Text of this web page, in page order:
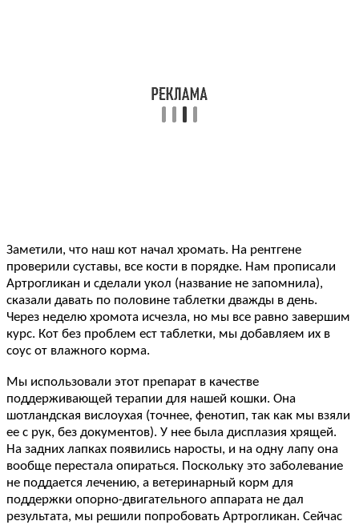
Заметили, что наш кот начал хромать. На рентгене
проверили суставы, все кости в порядке. Нам прописали
Артрогликан и сделали укол (название не запомнила),
сказали давать по половине таблетки дважды в день.
Через неделю хромота исчезла, но мы все равно завершим
курс. Кот без проблем ест таблетки, мы добавляем их в
соус от влажного корма.
Мы использовали этот препарат в качестве
поддерживающей терапии для нашей кошки. Она
шотландская вислоухая (точнее, фенотип, так как мы взяли
ее с рук, без документов). У нее была дисплазия хрящей.
На задних лапках появились наросты, и на одну лапу она
вообще перестала опираться. Поскольку это заболевание
не поддается лечению, а ветеринарный корм для
поддержки опорно-двигательного аппарата не дал
результата, мы решили попробовать Артрогликан. Сейчас